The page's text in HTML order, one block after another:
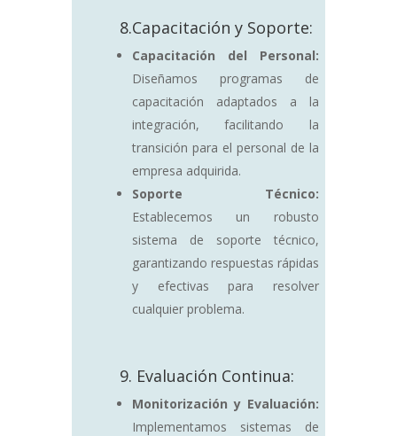
8.Capacitación y Soporte:
Capacitación del Personal:
Diseñamos programas de
capacitación adaptados a la
integración, facilitando la
transición para el personal de la
empresa adquirida.
Soporte Técnico:
Establecemos un robusto
sistema de soporte técnico,
garantizando respuestas rápidas
y efectivas para resolver
cualquier problema.
9. Evaluación Continua:
Monitorización y Evaluación:
Implementamos sistemas de